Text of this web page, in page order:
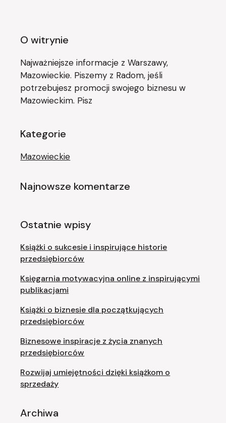
O witrynie
Najważniejsze informacje z Warszawy,
Mazowieckie. Piszemy z Radom, jeśli
potrzebujesz promocji swojego biznesu w
Mazowieckim. Pisz
Kategorie
Mazowieckie
Najnowsze komentarze
Ostatnie wpisy
Książki o sukcesie i inspirujące historie
przedsiębiorców
Księgarnia motywacyjna online z inspirującymi
publikacjami
Książki o biznesie dla początkujących
przedsiębiorców
Biznesowe inspiracje z życia znanych
przedsiębiorców
Rozwijaj umiejętności dzięki książkom o
sprzedaży
Archiwa